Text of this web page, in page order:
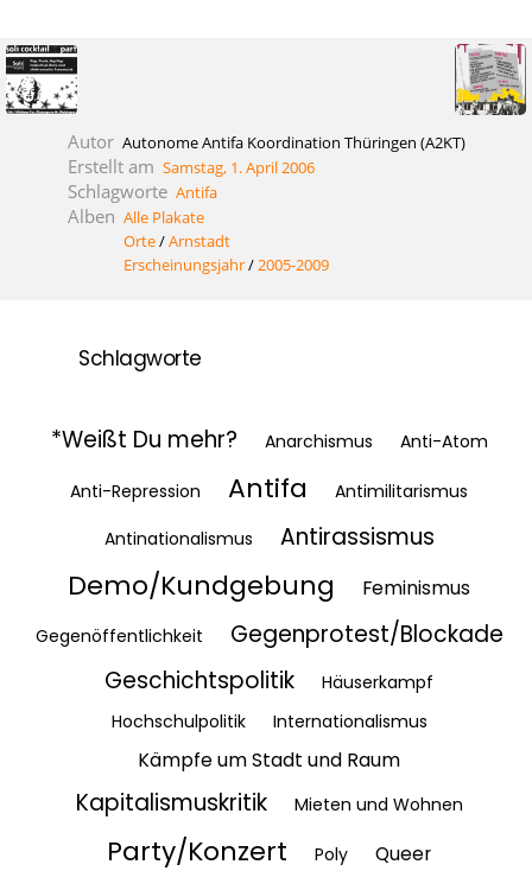
Autor Autonome Antifa Koordination Thüringen (A2KT)
Erstellt am Samstag, 1. April 2006
Schlagworte Antifa
Alben Alle Plakate
Orte/Arnstadt
Erscheinungsjahr/2005-2009
Schlagworte
*Weißt Du mehr? Anarchismus Anti-Atom
Anti-Repression Antifa
Antimilitarismus
Antinationalismus
Antirassismus
Demo/Kundgebung Feminismus
Gegenöffentlichkeit
Gegenprotest/Blockade
Geschichtspolitik
Häuserkampf
Hochschulpolitik
Internationalismus
Kämpfe um Stadt und Raum
Kapitalismuskritik Mieten und Wohnen
Party/Konzert Poly Queer